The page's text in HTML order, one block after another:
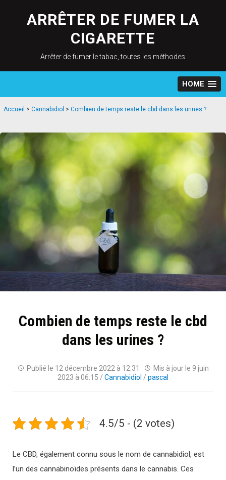
content
ARRÊTER DE FUMER LA
CIGARETTE
Arrêter de fumer le tabac, toutes les méthodes
HOME
Accueil > Cannabidiol > Combien de temps reste le cbd dans les urines ?
Combien de temps reste le cbd
dans les urines ?
Publié le 12 décembre 2022 à 12:31 Mis à jour le 9 juin
2023 à 06:15 / Cannabidiol / pascal
4.5/5 - (2 votes)
Le CBD, également connu sous le nom de cannabidiol, est
l’un des cannabinoïdes présents dans le cannabis. Ces